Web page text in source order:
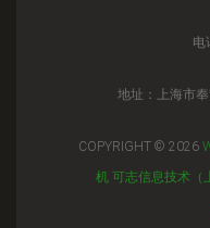
电
地址：上海市
COPYRIGHT © 2026
机 可志信息技术（